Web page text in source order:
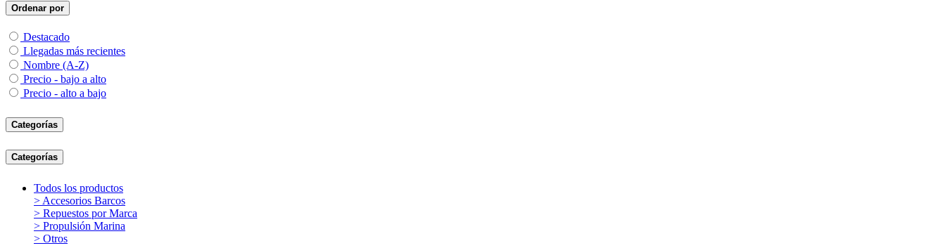
Ordenar por
Destacado
Llegadas más recientes
Nombre (A-Z)
Precio - bajo a alto
Precio - alto a bajo
Categorías
Categorías
Todos los productos
> Accesorios Barcos
> Repuestos por Marca
> Propulsión Marina
> Otros